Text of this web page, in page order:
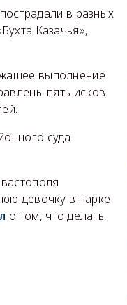
в разных
Казачья»,
выполнение
пять исков
суда
девочку в парке
о том, что делать,